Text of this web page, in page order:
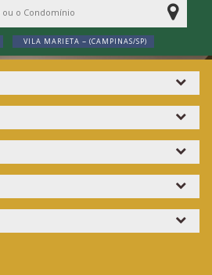
VILA MARIETA ~ (CAMPINAS/SP)